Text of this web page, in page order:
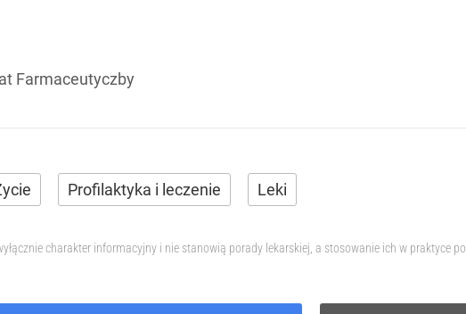
Farmaceutyczby
Profilaktyka i leczenie Leki
charakter informacyjny i nie stanowią porady lekarskiej, a stosowanie ich w praktyce